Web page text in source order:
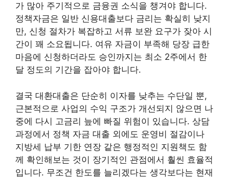
가 많아 주기적으로 금융권 소식을 챙겨야 합니다.
정책자금은 일반 신용대출보다 금리는 확실히 낮지
만, 신청 절차가 복잡하고 서류 보완 요구가 잦아 시
간이 꽤 소요됩니다. 여유 자금이 부족해 당장 급한
마음에 신청하더라도 승인까지는 최소 2주에서 한
달 정도의 기간을 잡아야 합니다.
결국 대환대출은 단순히 이자를 낮추는 수단일 뿐,
근본적으로 사업의 수익 구조가 개선되지 않으면 나
중에 다시 고금리 늪에 빠질 위험이 있습니다. 상담
과정에서 정책 자금 대출 외에도 운영비 절감이나
지방세 납부 기한 연장 같은 행정적인 지원책도 함
께 확인해보는 것이 장기적인 관점에서 훨씬 효율적
입니다. 무조건 한도를 늘리겠다는 생각보다는 현재